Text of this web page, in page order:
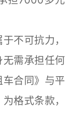
不可抗力，
无需承担任何
合同》与平
格式条款，